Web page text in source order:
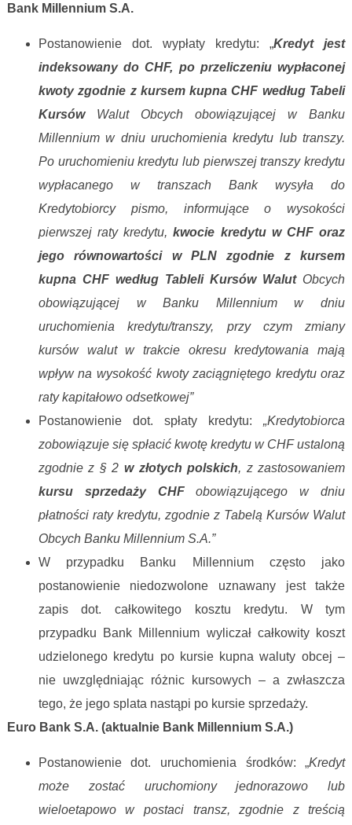
Bank Millennium S.A.
Postanowienie dot. wypłaty kredytu: „Kredyt jest
indeksowany do CHF, po przeliczeniu wypłaconej
kwoty zgodnie z kursem kupna CHF według Tabeli
KursówWalut Obcych obowiązującej w Banku
Millennium w dniu uruchomienia kredytu lub transzy.
Po uruchomieniu kredytu lub pierwszej transzy kredytu
wypłacanego w transzach Bank wysyła do
Kredytobiorcy pismo, informujące o wysokości
pierwszej raty kredytu,kwocie kredytu w CHF oraz
jego równowartości w PLN zgodnie z kursem
kupna CHF według Tableli Kursów WalutObcych
obowiązującej w Banku Millennium w dniu
uruchomienia kredytu/transzy, przy czym zmiany
kursów walut w trakcie okresu kredytowania mają
wpływ na wysokość kwoty zaciągniętego kredytu oraz
raty kapitałowo odsetkowej”
Postanowienie dot. spłaty kredytu:„Kredytobiorca
zobowiązuje się spłacić kwotę kredytu w CHF ustaloną
zgodnie z § 2 w złotych polskich, z zastosowaniem
kursu sprzedaży CHFobowiązującego w dniu
płatności raty kredytu, zgodnie z Tabelą Kursów Walut
Obcych Banku Millennium S.A.”
W przypadku Banku Millennium często jako
postanowienie niedozwolone uznawany jest także
zapis dot. całkowitego kosztu kredytu. W tym
przypadku Bank Millennium wyliczał całkowity koszt
udzielonego kredytu po kursie kupna waluty obcej –
nie uwzględniając różnic kursowych – a zwłaszcza
tego, że jego splata nastąpi po kursie sprzedaży.
Euro Bank S.A. (aktualnie Bank Millennium S.A.)
Postanowienie dot. uruchomienia środków: „Kredyt
może zostać uruchomiony jednorazowo lub
wieloetapowo w postaci transz, zgodnie z treścią